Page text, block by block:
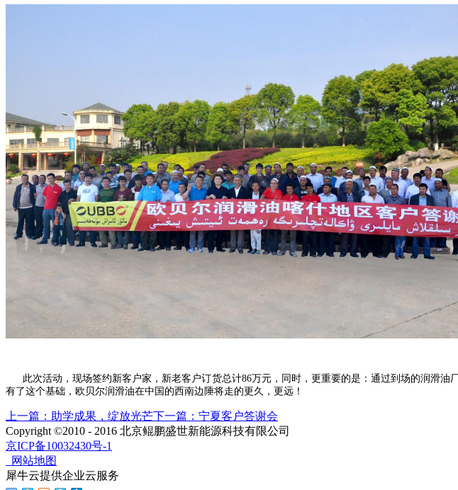
此次活动，现场签约新客户家，新老客户订货总计86万元，同时，更重要的是：通过到场的润滑油
有了这个基础，欧贝尔润滑油在中国的西南边陲将走的更久，更远！
上一篇： 助学成果，绽放光芒 下一篇： 宁夏客户答谢会
Copyright ©2010 - 2016 北京鲲鹏盛世新能源科技有限公司
京ICP备10032430号-1
网站地图
犀牛云提供企业云服务